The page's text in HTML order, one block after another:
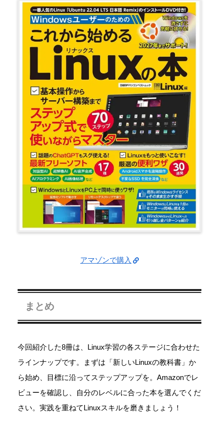
アマゾンで購入
まとめ
今回紹介した8冊は、Linux学習の各ステージに合わせた
ラインナップです。まずは「新しいLinuxの教科書」か
ら始め、目標に沿ってステップアップを。Amazonでレ
ビューを確認し、自分のレベルに合った本を選んでくだ
さい。実践を重ねてLinuxスキルを磨きましょう！